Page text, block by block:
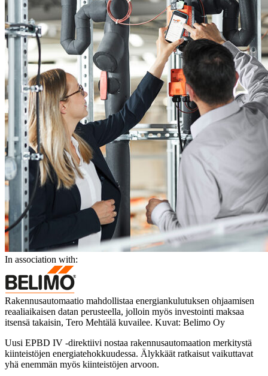
In association with:
Rakennusautomaatio mahdollistaa energiankulutuksen ohjaamisen
reaaliaikaisen datan perusteella, jolloin myös investointi maksaa
itsensä takaisin, Tero Mehtälä kuvailee. Kuvat: Belimo Oy
Uusi EPBD IV -direktiivi nostaa rakennusautomaation merkitystä
kiinteistöjen energiatehokkuudessa. Älykkäät ratkaisut vaikuttavat
yhä enemmän myös kiinteistöjen arvoon.